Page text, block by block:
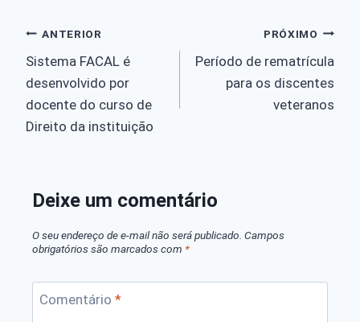
Navegação
de
Post
ANTERIOR
Sistema FACAL é
desenvolvido por
docente do curso de
Direito da instituição
PRÓXIMO
Período de rematrícula
para os discentes
veteranos
Deixe um comentário
O seu endereço de e-mail não será publicado. Campos
obrigatórios são marcados com *
Comentário *